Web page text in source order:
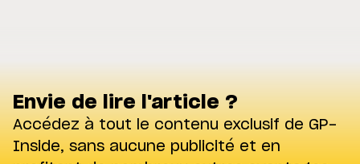
Envie de lire l'article ?
Accédez à tout le contenu exclusif de GP-
Inside, sans aucune publicité et en